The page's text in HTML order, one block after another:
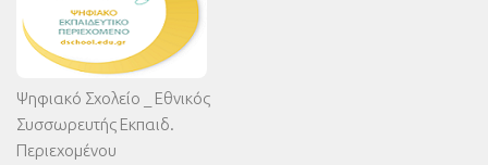
Ψηφιακό Σχολείο _ Εθνικός
Συσσωρευτής Εκπαιδ.
Περιεχομένου